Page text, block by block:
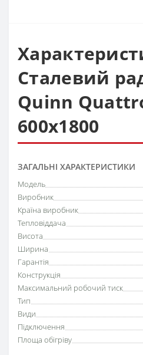
Сталевий
Quinn
600х1800
ЗАГАЛЬНІ ХАРАКТЕРИСТИКИ
Модель
Виробник
Країна виробник
Тепловіддача
Висота
Ширина
Гарантія
Конструкція
Максимальний робочий тиск
Тип
Види
Підключення
Площа обігріву